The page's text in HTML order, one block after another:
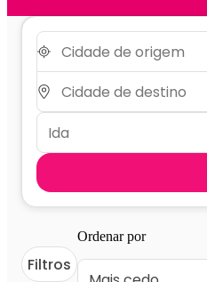
Filtros
Ordenar por